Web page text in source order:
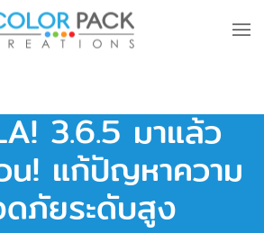
3.6.5 มาแล้ว
น! แก้ปัญหาความ
ภัยระดับสูง